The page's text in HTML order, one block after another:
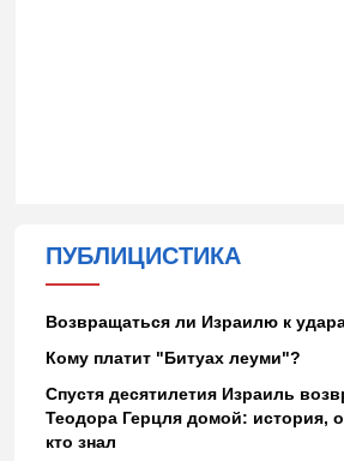
ПУБЛИЦИСТИКА
Возвращаться ли Израилю к
Кому платит "Битуах леуми"?
Спустя десятилетия Израиль
Теодора Герцля домой: история,
кто знал